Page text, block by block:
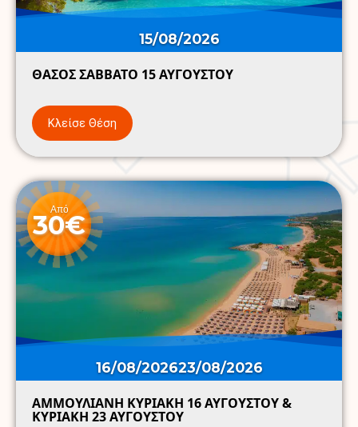
15/08/2026
ΘΑΣΟΣ ΣΑΒΒΑΤΟ 15 ΑΥΓΟΥΣΤΟΥ
Κλείσε Θέση
Από
30€
16/08/202623/08/2026
ΑΜΜΟΥΛΙΑΝΗ ΚΥΡΙΑΚΗ 16 ΑΥΓΟΥΣΤΟΥ &
ΚΥΡΙΑΚΗ 23 ΑΥΓΟΥΣΤΟΥ